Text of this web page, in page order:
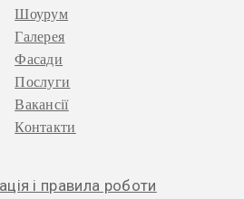
Шоурум
Галерея
Фасади
Послуги
Вакансії
Контакти
і правила роботи